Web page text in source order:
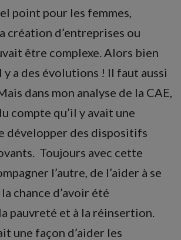
point pour les femmes,
création d’entreprises ou
être complexe. Alors bien
a des évolutions ! Il faut aussi
dans mon analyse de la CAE,
compte qu’il y avait une
développer des dispositifs
Toujours avec cette
l’autre, de l’aider à se
chance d’avoir été
pauvreté et à la réinsertion.
une façon d’aider les